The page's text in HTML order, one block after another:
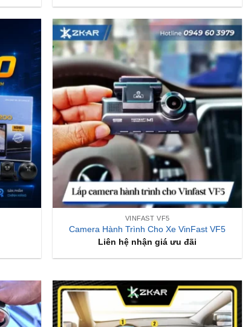
VINFAST VF5
Camera Hành Trình Cho Xe VinFast VF5
Liên hệ nhận giá ưu đãi